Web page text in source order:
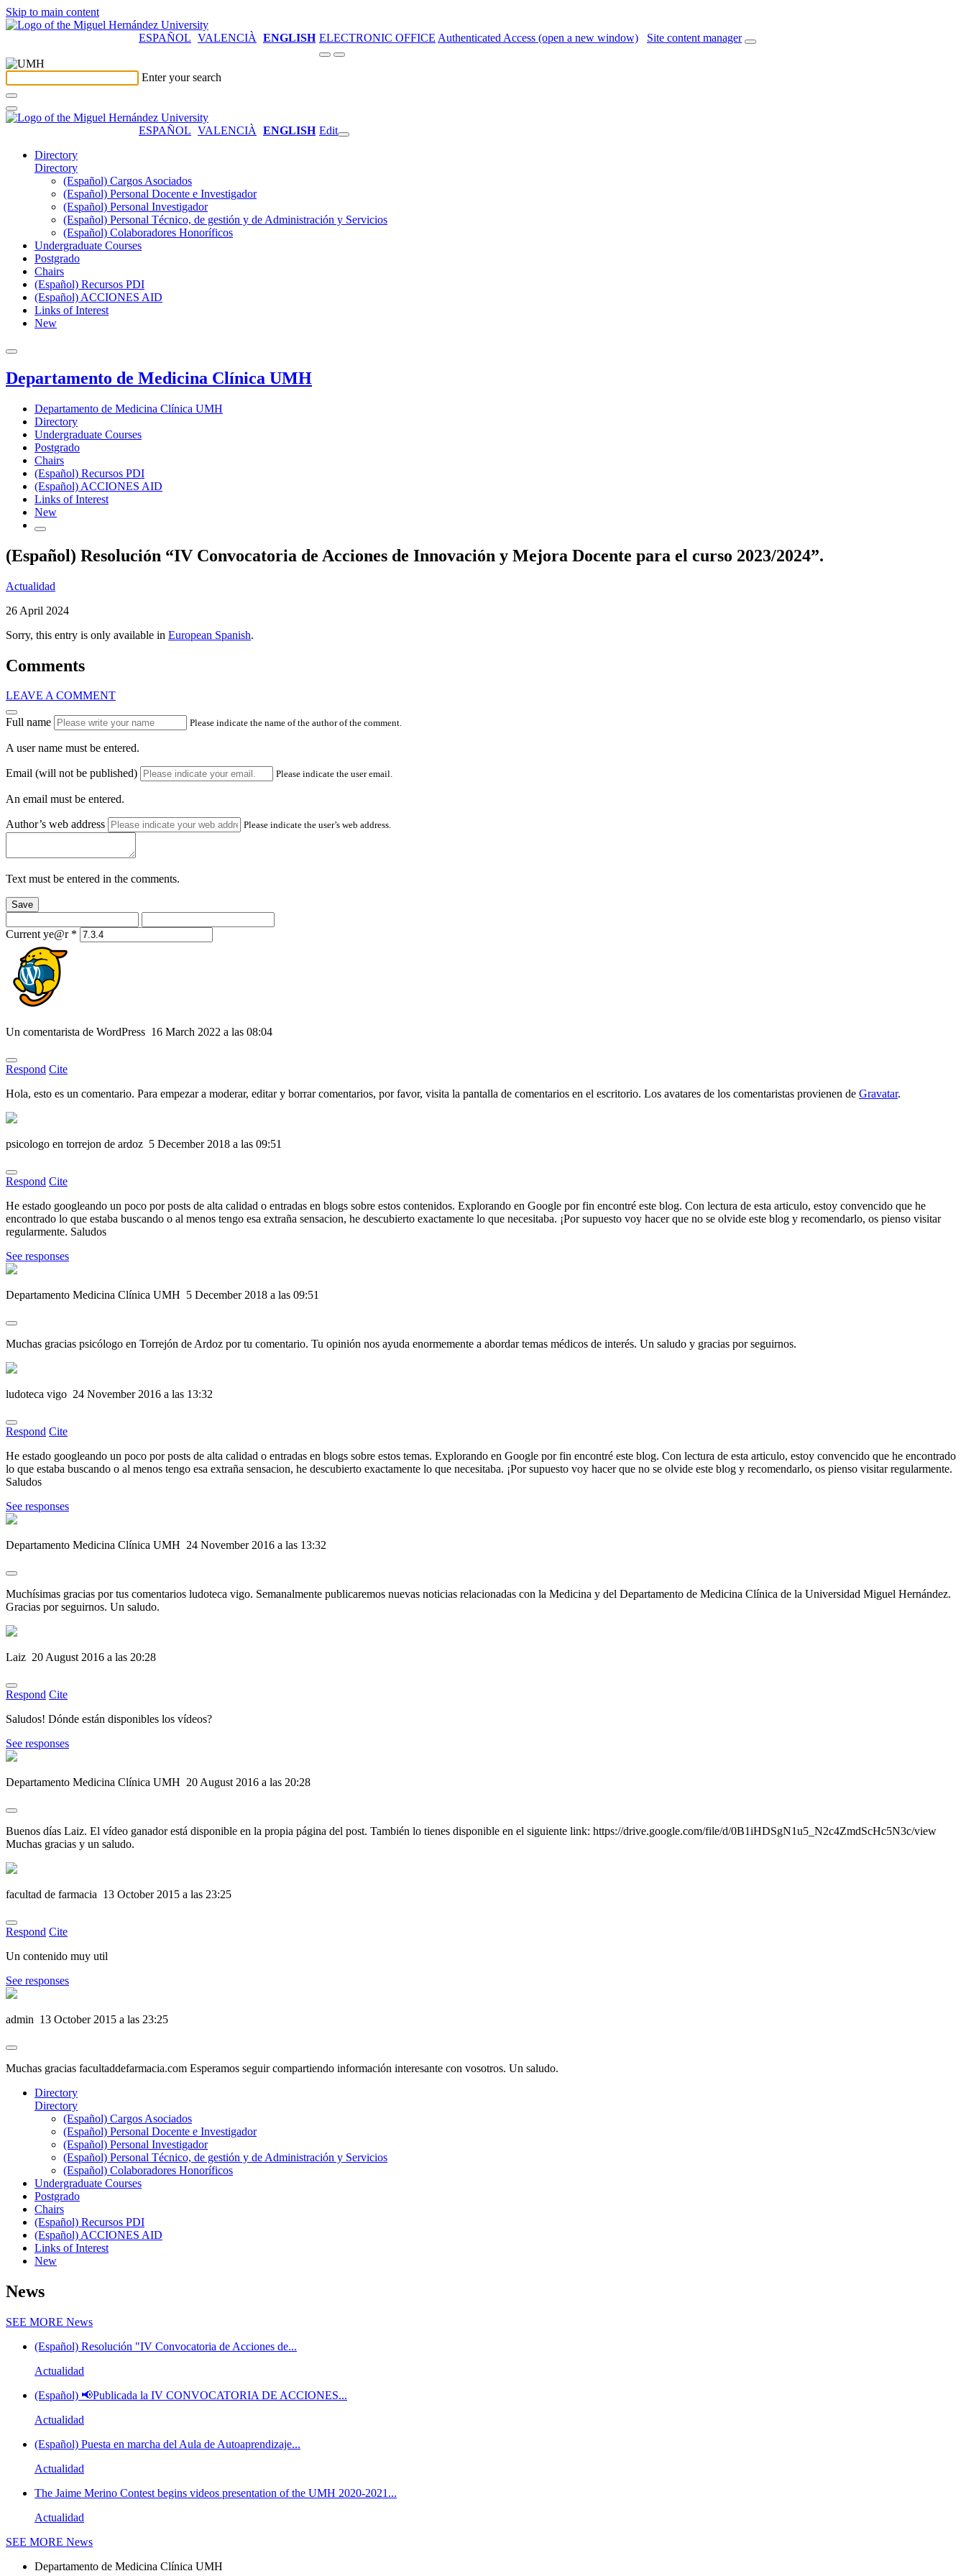
Skip to main content
ESPAÑOL VALENCIÀ ENGLISH ELECTRONIC OFFICE Authenticated Access (open a new window) Site content manager
Enter your search
ESPAÑOL VALENCIÀ ENGLISH Edit
Directory
Directory
(Español) Cargos Asociados
(Español) Personal Docente e Investigador
(Español) Personal Investigador
(Español) Personal Técnico, de gestión y de Administración y Servicios
(Español) Colaboradores Honoríficos
Undergraduate Courses
Postgrado
Chairs
(Español) Recursos PDI
(Español) ACCIONES AID
Links of Interest
New
Departamento de Medicina Clínica UMH
Departamento de Medicina Clínica UMH
Directory
Undergraduate Courses
Postgrado
Chairs
(Español) Recursos PDI
(Español) ACCIONES AID
Links of Interest
New
(Español) Resolución “IV Convocatoria de Acciones de Innovación y Mejora Docente para el curso 2023/2024”.
Actualidad
26 April 2024
Sorry, this entry is only available in European Spanish.
Comments
LEAVE A COMMENT
Full name Please indicate the name of the author of the comment.
A user name must be entered.
Email (will not be published) Please indicate the user email.
An email must be entered.
Author’s web address Please indicate the user’s web address.
Text must be entered in the comments.
Save
Current ye@r *
Un comentarista de WordPress 16 March 2022 a las 08:04
Respond Cite
Hola, esto es un comentario. Para empezar a moderar, editar y borrar comentarios, por favor, visita la pantalla de comentarios en el escritorio. Los avatares de los comentaristas provienen de Gravatar.
psicologo en torrejon de ardoz 5 December 2018 a las 09:51
Respond Cite
He estado googleando un poco por posts de alta calidad o entradas en blogs sobre estos contenidos. Explorando en Google por fin encontré este blog. Con lectura de esta articulo, estoy convencido que he
encontrado lo que estaba buscando o al menos tengo esa extraña sensacion, he descubierto exactamente lo que necesitaba. ¡Por supuesto voy hacer que no se olvide este blog y recomendarlo, os pienso visitar
regularmente. Saludos
See responses
Departamento Medicina Clínica UMH 5 December 2018 a las 09:51
Muchas gracias psicólogo en Torrejón de Ardoz por tu comentario. Tu opinión nos ayuda enormemente a abordar temas médicos de interés. Un saludo y gracias por seguirnos.
ludoteca vigo 24 November 2016 a las 13:32
Respond Cite
He estado googleando un poco por posts de alta calidad o entradas en blogs sobre estos temas. Explorando en Google por fin encontré este blog. Con lectura de esta articulo, estoy convencido que he encontrado
lo que estaba buscando o al menos tengo esa extraña sensacion, he descubierto exactamente lo que necesitaba. ¡Por supuesto voy hacer que no se olvide este blog y recomendarlo, os pienso visitar regularmente.
Saludos
See responses
Departamento Medicina Clínica UMH 24 November 2016 a las 13:32
Muchísimas gracias por tus comentarios ludoteca vigo. Semanalmente publicaremos nuevas noticias relacionadas con la Medicina y del Departamento de Medicina Clínica de la Universidad Miguel Hernández.
Gracias por seguirnos. Un saludo.
Laiz 20 August 2016 a las 20:28
Respond Cite
Saludos! Dónde están disponibles los vídeos?
See responses
Departamento Medicina Clínica UMH 20 August 2016 a las 20:28
Buenos días Laiz. El vídeo ganador está disponible en la propia página del post. También lo tienes disponible en el siguiente link: https://drive.google.com/file/d/0B1iHDSgN1u5_N2c4ZmdScHc5N3c/view
Muchas gracias y un saludo.
facultad de farmacia 13 October 2015 a las 23:25
Respond Cite
Un contenido muy util
See responses
admin 13 October 2015 a las 23:25
Muchas gracias facultaddefarmacia.com Esperamos seguir compartiendo información interesante con vosotros. Un saludo.
Directory
Directory
(Español) Cargos Asociados
(Español) Personal Docente e Investigador
(Español) Personal Investigador
(Español) Personal Técnico, de gestión y de Administración y Servicios
(Español) Colaboradores Honoríficos
Undergraduate Courses
Postgrado
Chairs
(Español) Recursos PDI
(Español) ACCIONES AID
Links of Interest
New
News
SEE MORE News
(Español) Resolución "IV Convocatoria de Acciones de...
Actualidad
(Español) 📢Publicada la IV CONVOCATORIA DE ACCIONES...
Actualidad
(Español) Puesta en marcha del Aula de Autoaprendizaje...
Actualidad
The Jaime Merino Contest begins videos presentation of the UMH 2020-2021...
Actualidad
SEE MORE News
Departamento de Medicina Clínica UMH